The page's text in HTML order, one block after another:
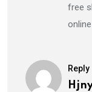
free
online
Reply